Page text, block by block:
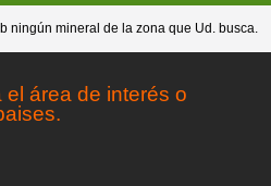
ningún mineral de la zona que Ud. busca.
área de interés o